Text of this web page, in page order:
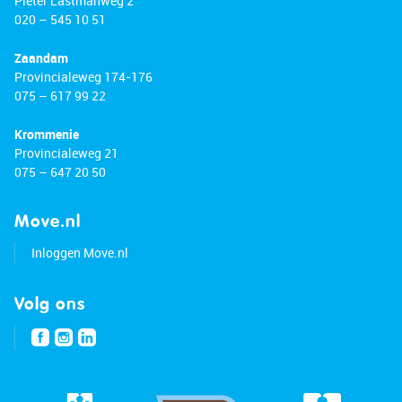
020 – 545 10 51
Zaandam
Provincialeweg 174-176
075 – 617 99 22
Krommenie
Provincialeweg 21
075 – 647 20 50
Move.nl
Inloggen Move.nl
Volg ons